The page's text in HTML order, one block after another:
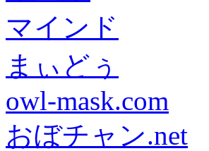
マインド
まぃどぅ
owl-mask.com
おぼチャン.net